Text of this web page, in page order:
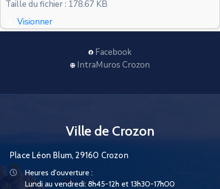
CONTACT
Taille du fichier : 178.67 KB
Visionner
Facebook
IntraMuros Crozon
Ville de Crozon
Place Léon Blum, 29160 Crozon
Heures d'ouverture :
Lundi au vendredi: 8h45-12h et 13h30-17h00